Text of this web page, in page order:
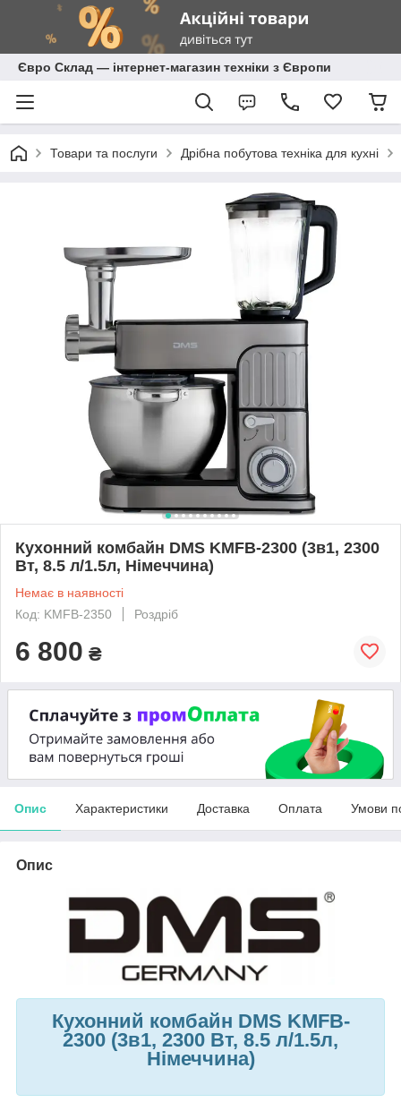
Євро Склад — інтернет-магазин техніки з Європи
Товари та послуги Дрібна побутова техніка для кухні
Кухонний комбайн DMS KMFB-2300 (3в1, 2300
Вт, 8.5 л/1.5л, Німеччина)
Немає в наявності
Код: KMFB-2350
Роздріб
6 800 ₴
Опис Характеристики Доставка Оплата Умови
Опис
Кухонний комбайн DMS KMFB-
2300 (3в1, 2300 Вт, 8.5 л/1.5л,
Німеччина)